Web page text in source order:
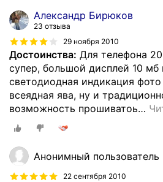
Александр Бирюков
23 отзыва
29 ноября 2010
Достоинства: Для телефона
супер, большой дисплей 10 мб
светодиодная индикация
всеядная ява, ну и
возможность прошиватоь…
Анонимный пользователь
22 сентября 2010